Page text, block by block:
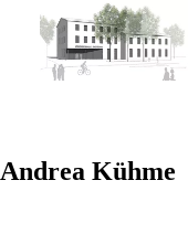
Andrea Kühme